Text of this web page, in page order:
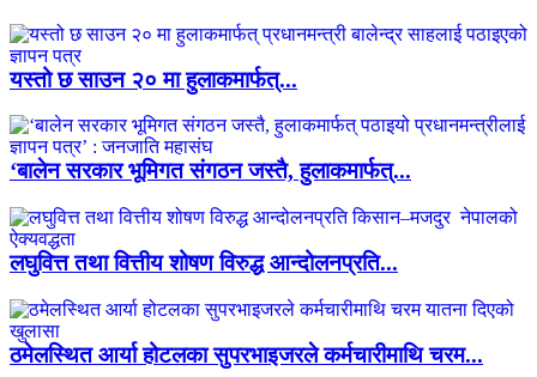
यस्तो छ साउन २० मा हुलाकमार्फत्...
‘बालेन सरकार भूमिगत संगठन जस्तै, हुलाकमार्फत्...
लघुवित्त तथा वित्तीय शोषण विरुद्ध आन्दोलनप्रति...
ठमेलस्थित आर्या होटलका सुपरभाइजरले कर्मचारीमाथि चरम...